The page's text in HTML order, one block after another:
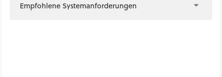
Empfohlene Systemanforderungen